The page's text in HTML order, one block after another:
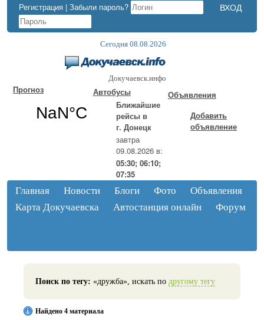
Регистрация | Забыли пароль?
Сегодня 08.08.2026
Докучаевск.инфо
Прогноз
Автобусы
Ближайшие
рейсы в
г. Донецк
завтра
09.08.2026 в:
05:30; 06:10;
07:35
Объявления
Добавить
объявление
Главная Новости Блоги Фото
Объявления
Карта Докучаевска
Автостанция онлайн Форум
Поиск по тегу: «дружба», искать по другому тегу
Найдено 4 материала